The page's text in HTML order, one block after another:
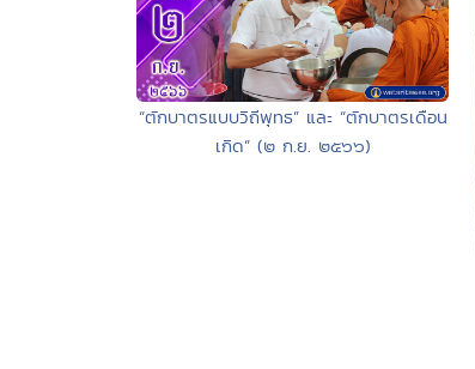
“ตักบาตรแบบวิถีพุทธ” และ “ตักบาตรเดือน
เกิด” (๒ ก.ย. ๒๕๖๖)